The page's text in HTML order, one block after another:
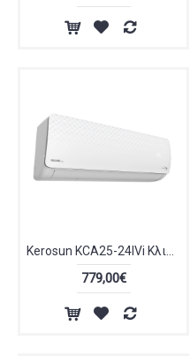
779,00€